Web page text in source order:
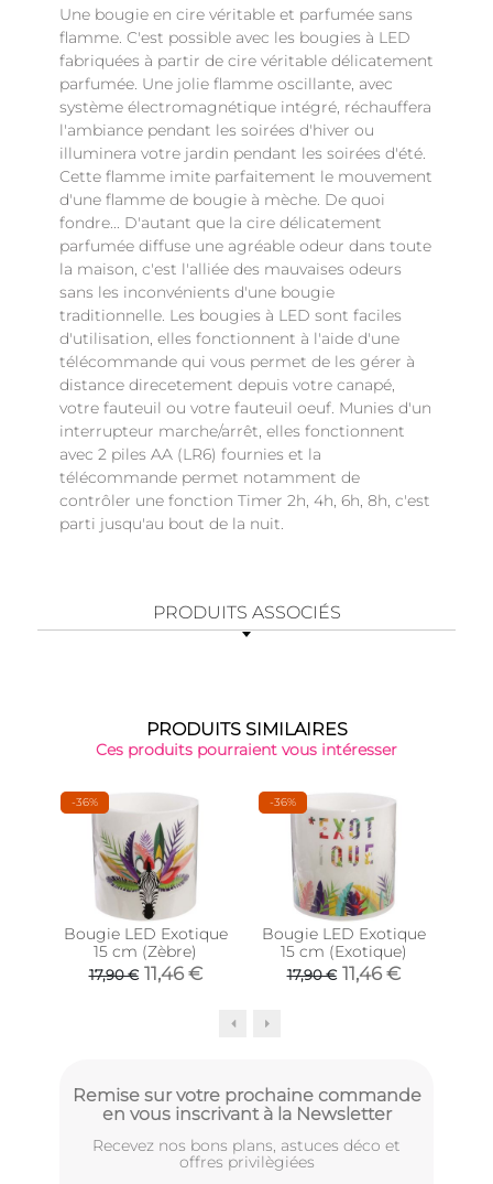
Une bougie en cire véritable et parfumée sans
flamme. C'est possible avec les bougies à LED
fabriquées à partir de cire véritable délicatement
parfumée. Une jolie flamme oscillante, avec
système électromagnétique intégré, réchauffera
l'ambiance pendant les soirées d'hiver ou
illuminera votre jardin pendant les soirées d'été.
Cette flamme imite parfaitement le mouvement
d'une flamme de bougie à mèche. De quoi
fondre... D'autant que la cire délicatement
parfumée diffuse une agréable odeur dans toute
la maison, c'est l'alliée des mauvaises odeurs
sans les inconvénients d'une bougie
traditionnelle. Les bougies à LED sont faciles
d'utilisation, elles fonctionnent à l'aide d'une
télécommande qui vous permet de les gérer à
distance direcetement depuis votre canapé,
votre fauteuil ou votre fauteuil oeuf. Munies d'un
interrupteur marche/arrêt, elles fonctionnent
avec 2 piles AA (LR6) fournies et la
télécommande permet notamment de
contrôler une fonction Timer 2h, 4h, 6h, 8h, c'est
parti jusqu'au bout de la nuit.
PRODUITS ASSOCIÉS
PRODUITS SIMILAIRES
Ces produits pourraient vous intéresser
-36%
Bougie LED Exotique
15 cm (Zèbre)
17,90 € 11,46 €
-36%
Bougie LED Exotique
15 cm (Exotique)
17,90 € 11,46 €
Remise sur votre prochaine commande
en vous inscrivant à la Newsletter
Recevez nos bons plans, astuces déco et
offres privilègiées